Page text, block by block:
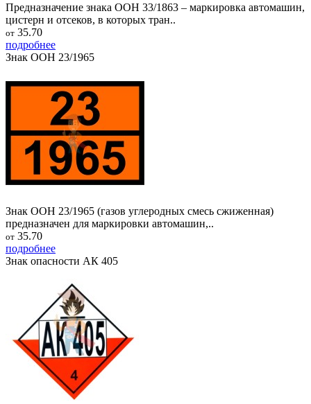
Предназначение знака ООН 33/1863 – маркировка автомашин,
цистерн и отсеков, в которых тран..
от 35.70
подробнее
Знак ООН 23/1965
Знак ООН 23/1965 (газов углеродных смесь сжиженная)
предназначен для маркировки автомашин,..
от 35.70
подробнее
Знак опасности АК 405